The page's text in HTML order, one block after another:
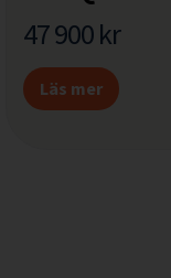
47 900kr
Läs mer